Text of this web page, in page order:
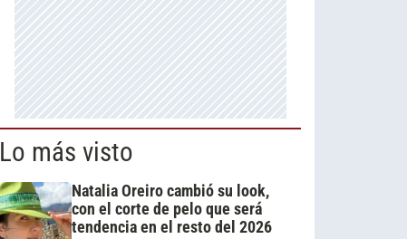
Lo más visto
Natalia Oreiro cambió su look,
con el corte de pelo que será
tendencia en el resto del 2026